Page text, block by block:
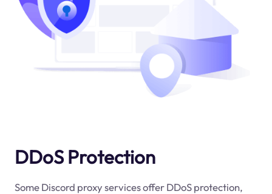
DDoS Protection
Some Discord proxy services offer DDoS protection,